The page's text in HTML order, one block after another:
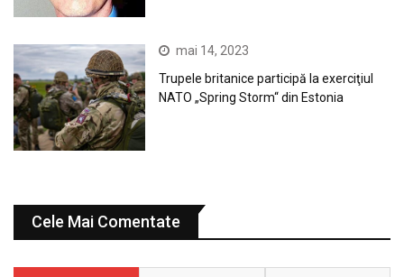
mai 14, 2023
Trupele britanice participă la exerciţiul
NATO „Spring Storm“ din Estonia
Cele Mai Comentate